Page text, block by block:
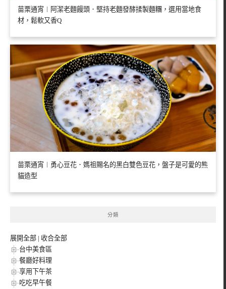
苗栗通宵︱阿潔老麵饅頭．堅持老麵發酵揉製麵糰，選用當地食
材，鬆軟又香Q
苗栗通宵︱勇心豆花．媽祖賜名的黑白雙色豆花，盤子是可愛的熊
貓造型
分類
展開全部 | 收合全部
台中美食區
餐廳好料理
享用下午茶
吃吃早午餐